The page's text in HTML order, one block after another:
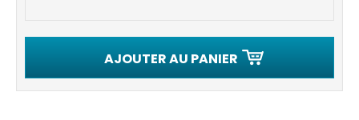
AJOUTER AU PANIER